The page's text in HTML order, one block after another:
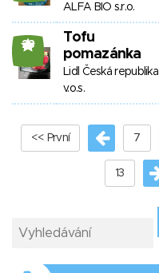
ALFA BIO s.r.o.
23
Tofu
pomazánka
Lidl Česká republika
v.o.s.
<< První 7
13